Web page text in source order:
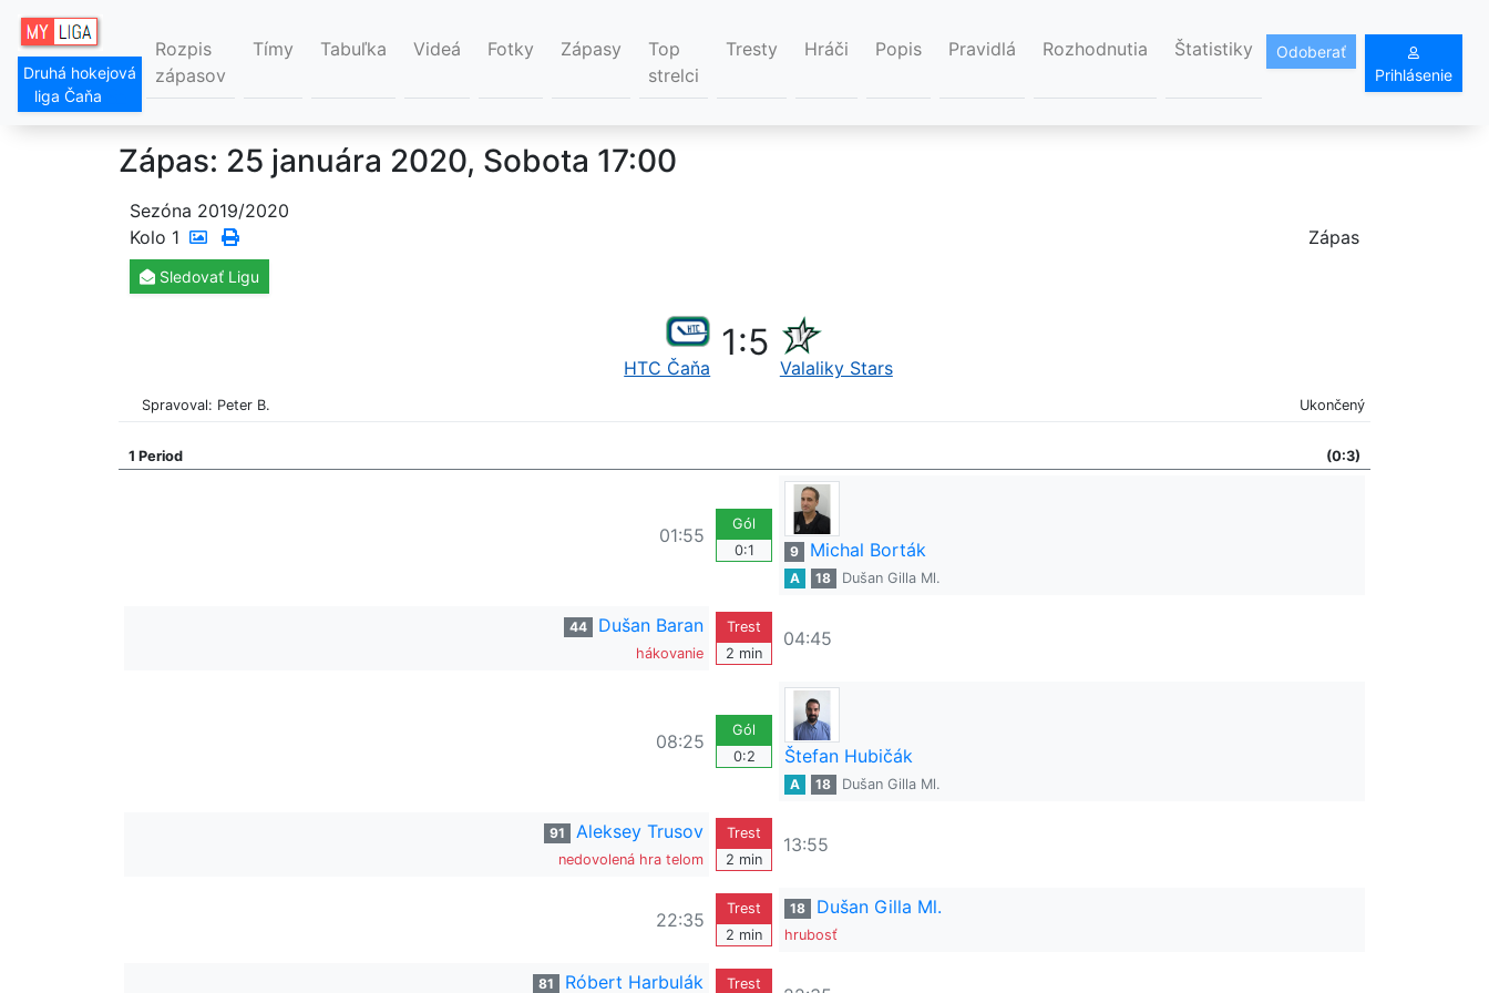
Druhá hokejová
liga Čaňa
Rozpis
zápasov
Tímy Tabuľka Videá Fotky Zápasy
Top
strelci
Tresty Hráči Popis Pravidlá Rozhodnutia Štatistiky
Odoberať
Prihlásenie
Zápas: 25 januára 2020, Sobota 17:00
Sezóna 2019/2020
Kolo 1 Zápas
Sledovať Ligu
HTC Čaňa
1:5
Valaliky Stars
Spravoval: Peter B. Ukončený
1 Period (0:3)
01:55
Gól
0:1
9 Michal Borták
A 18 Dušan Gilla Ml.
44 Dušan Baran
hákovanie
Trest
2 min
04:45
08:25
Gól
0:2
Štefan Hubičák
A 18 Dušan Gilla Ml.
91 Aleksey Trusov
nedovolená hra telom
Trest
2 min
13:55
22:35
Trest
2 min
18 Dušan Gilla Ml.
hrubosť
81 Róbert Harbulák
Trest